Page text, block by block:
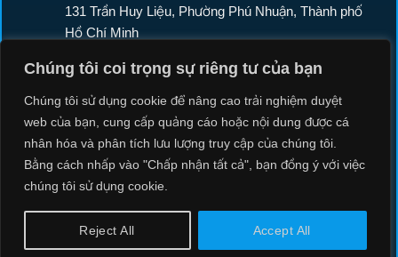
Chúng tôi coi trọng sự riêng tư của bạn
Chúng tôi sử dụng cookie để nâng cao trải nghiệm duyệt
web của bạn, cung cấp quảng cáo hoặc nội dung được cá
nhân hóa và phân tích lưu lượng truy cập của chúng tôi.
Bằng cách nhấp vào "Chấp nhận tất cả", bạn đồng ý với việc
chúng tôi sử dụng cookie.
Reject All Accept All
131 Trần Huy Liệu, Phường Phú Nhuận, Thành phố
Hồ Chí Minh
DỊCH VỤ
SOC
NCSOC
REDTEAM